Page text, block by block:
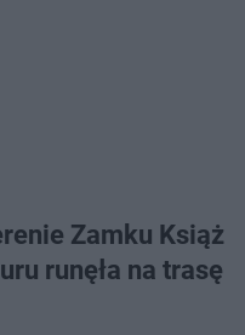
Zamku Książ
runęła na trasę